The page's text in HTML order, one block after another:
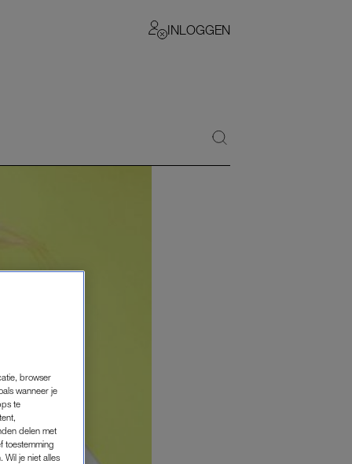
INLOGGEN
browser
wanneer je
te
delen met
toestemming
Wil je niet alles